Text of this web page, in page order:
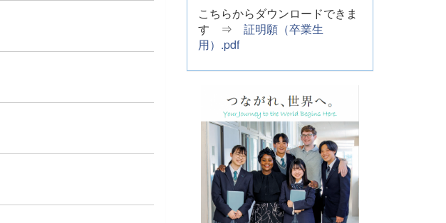
こちらからダウンロードできま
す ⇒ 証明願（卒業生
用）.pdf